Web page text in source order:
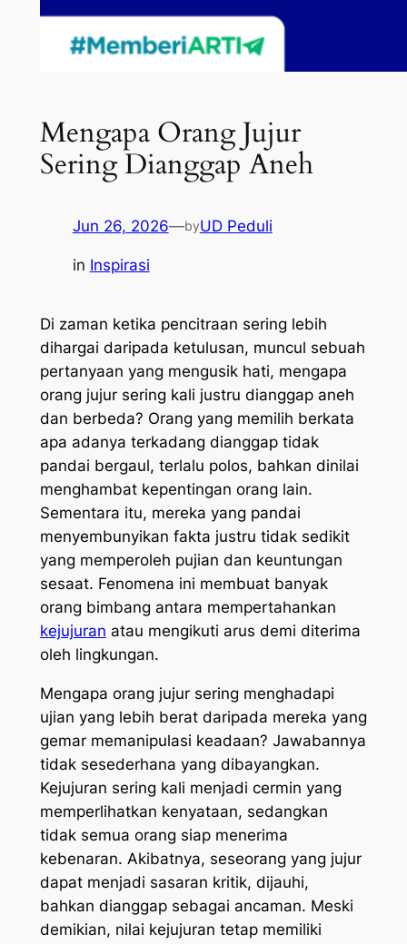
Mengapa Orang Jujur
Sering Dianggap Aneh
Jun 26, 2026—byUD Peduli
in Inspirasi
Di zaman ketika pencitraan sering lebih
dihargai daripada ketulusan, muncul sebuah
pertanyaan yang mengusik hati, mengapa
orang jujur sering kali justru dianggap aneh
dan berbeda? Orang yang memilih berkata
apa adanya terkadang dianggap tidak
pandai bergaul, terlalu polos, bahkan dinilai
menghambat kepentingan orang lain.
Sementara itu, mereka yang pandai
menyembunyikan fakta justru tidak sedikit
yang memperoleh pujian dan keuntungan
sesaat. Fenomena ini membuat banyak
orang bimbang antara mempertahankan
kejujuran atau mengikuti arus demi diterima
oleh lingkungan.
Mengapa orang jujur sering menghadapi
ujian yang lebih berat daripada mereka yang
gemar memanipulasi keadaan? Jawabannya
tidak sesederhana yang dibayangkan.
Kejujuran sering kali menjadi cermin yang
memperlihatkan kenyataan, sedangkan
tidak semua orang siap menerima
kebenaran. Akibatnya, seseorang yang jujur
dapat menjadi sasaran kritik, dijauhi,
bahkan dianggap sebagai ancaman. Meski
demikian, nilai kejujuran tetap memiliki